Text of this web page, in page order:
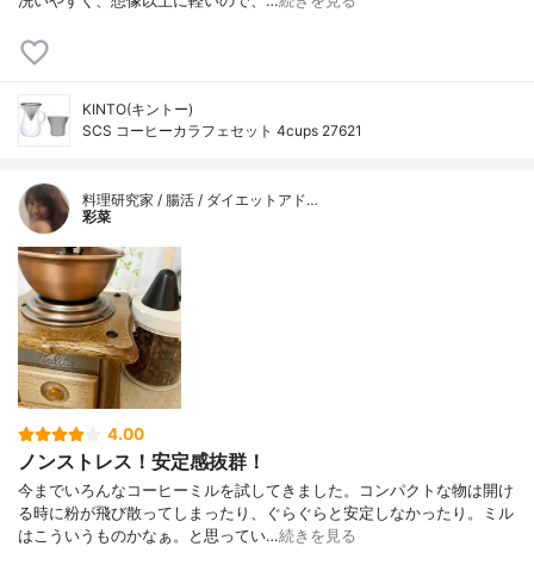
KINTO(キントー)
SCS コーヒーカラフェセット 4cups 27621
料理研究家 / 腸活 / ダイエットアド…
彩菜
4.00
ノンストレス！安定感抜群！
今までいろんなコーヒーミルを試してきました。コンパクトな物は開け
る時に粉が飛び散ってしまったり、ぐらぐらと安定しなかったり。ミル
はこういうものかなぁ。と思ってい…続きを見る